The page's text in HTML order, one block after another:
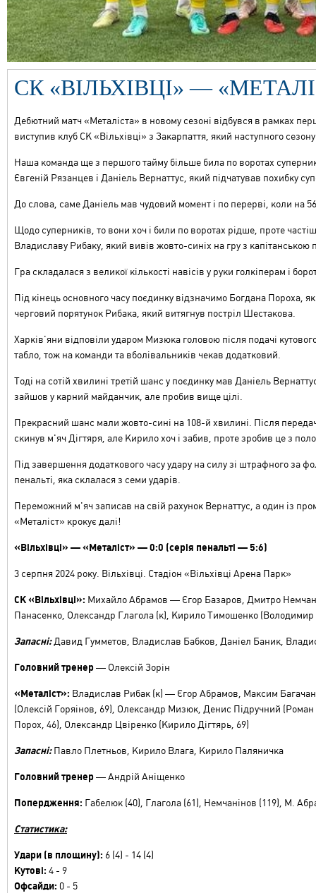
СК «ВІЛЬХІВЦІ» —
Дебютний матч «Металіста» в новому сезоні відбувся в рамках
виступив клуб СК «Вільхівці» з Закарпаття, який наступного
Наша команда ще з першого тайму більше била по воротах
Євгеній Рязанцев і Даніель Вернаттус, який підчатував похибку
До слова, саме Даніель мав чудовий момент і по перерві, коли
Щодо суперників, то вони хоч і били по воротах рідше, проте
Владиславу Рибаку, який вивів жовто-синіх на гру з
Гра складалася з великої кількості навісів у руки голкіперам і
Під кінець основного часу поєдинку відзначимо Богдана Пороха,
черговий порятунок Рибака, який витягнув постріл Шестакова.
Харків'яни відповіли ударом Мизюка головою після подачі
табло, тож на команди та вболівальників чекав додатковий.
Тоді на сотій хвилині третій шанс у поєдинку мав Даніель
зайшов у карний майданчик, але пробив вище цілі.
Прекрасний шанс мали жовто-сині на 108-й хвилині. Після
скинув м'яч Дігтяря, але Кирило хоч і забив, проте зробив це з
Під завершення додаткового часу удару на силу зі штрафного за
пенальті, яка склалася з семи ударів.
Переможний м'яч записав на свій рахунок Вернаттус, а один із
«Металіст» крокує далі!
«Вільхівці» — «Металіст» — 0:0 (серія пенальті — 5:6)
3 серпня 2024 року. Вільхівці. Стадіон «Вільхівці Арена Парк»
СК «Вільхівці»: Михайло Абрамов — Єгор Базаров, Дмитро
Панасенко, Олександр Глагола (к), Кирило Тимошенко
Запасні: Давид Гумметов, Владислав Бабков, Даніел Баник,
Головний тренер— Олексій Зорін
«Металіст»: Владислав Рибак (к) — Єгор Абрамов, Максим
(Олексій Горяінов, 69), Олександр Мизюк, Денис Підручний (Роман
Порох, 46), Олександр Цвіренко (Кирило Дігтярь, 69)
Запасні:Павло Плетньов, Кирило Влага, Кирило Паляничка
Головний тренер—Андрій Аніщенко
Попердження: Габелюк (40), Глагола (61), Немчанінов (119), М.
Статистика:
Удари (в площину): 6 (4) - 14 (4)
Кутові: 4 - 9
Офсайди: 0 - 5